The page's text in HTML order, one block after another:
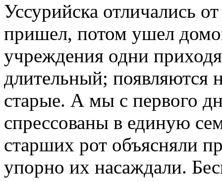
Уссурийска отличались
пришел, потом ушел
учреждения одни
длительный; появляются
старые. А мы с первого
спрессованы в единую
старших рот объясняли
упорно их насаждали.